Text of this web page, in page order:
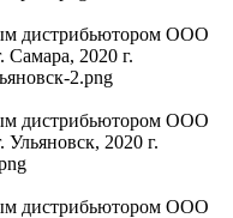
дистрибьютором ООО
2020 г.
дистрибьютором ООО
2020 г.
дистрибьютором ООО